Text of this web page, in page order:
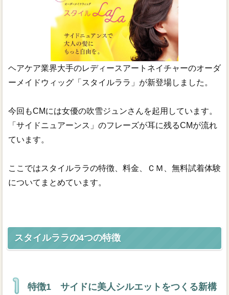
医療用ウィッグ
ウィッグ人気ランキング
ヘアケア業界大手のレディースアートネイチャーのオーダ
ーメイドウィッグ「スタイルララ」が新登場しました。
今回もCMには女優の吹雪ジュンさんを起用しています。
「サイドニュアーンス」のフレーズが耳に残るCMが流れ
ています。
ここではスタイルララの特徴、料金、ＣＭ、無料試着体験
についてまとめています。
スタイルララの4つの特徴
特徴1 サイドに美人シルエットをつくる新構